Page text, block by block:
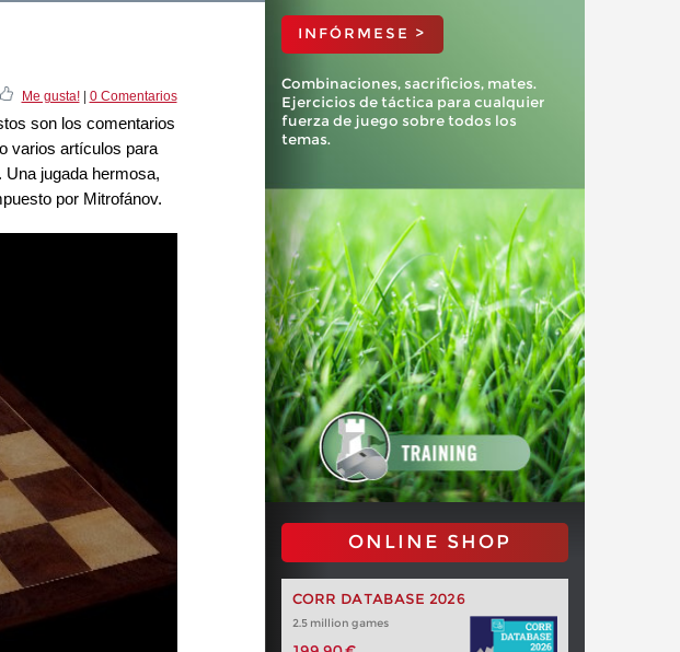
Me gusta!| 0 Comentarios
son los comentarios
varios artículos para
jugada hermosa,
por Mitrofánov.
INFÓRMESE >
Combinaciones, sacrificios, mates.
Ejercicios de táctica para cualquier
fuerza de juego sobre todos los
temas.
ONLINE SHOP
CORR DATABASE 2026
2.5 million games